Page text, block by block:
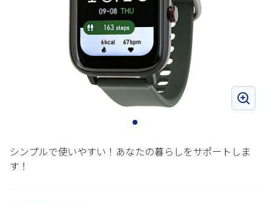
シンプルで使いやすい！あなたの暮らしをサポートしま
す！